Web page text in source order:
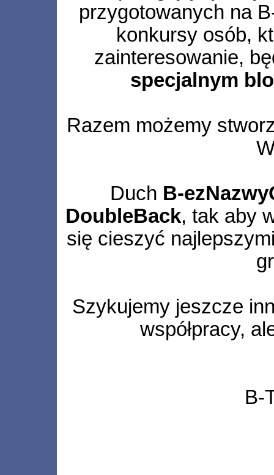
przygotowanych na
konkursy osób,
zainteresowanie,
specjalnym
Razem możemy
Duch B-
DoubleBack, tak aby
się cieszyć
Szykujemy jeszcze
współpracy,
B-